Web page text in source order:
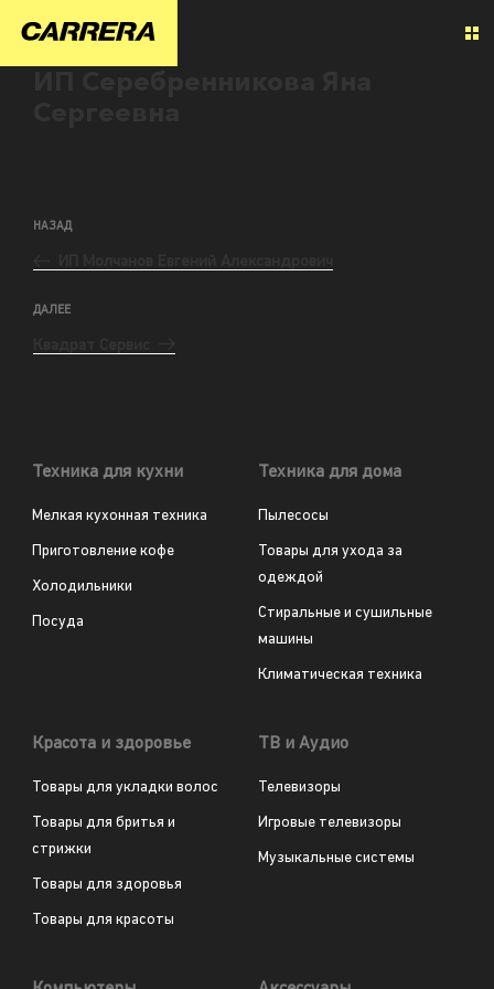
НАЗАД
ДАЛЕЕ
Техника для кухни
Мелкая кухонная техника
Приготовление кофе
Холодильники
Посуда
Техника для дома
Пылесосы
Товары для ухода за
одеждой
Стиральные и сушильные
машины
Климатическая техника
Красота и здоровье
Товары для укладки волос
Товары для бритья и
стрижки
Товары для здоровья
Товары для красоты
ТВ и Аудио
Телевизоры
Игровые телевизоры
Музыкальные системы